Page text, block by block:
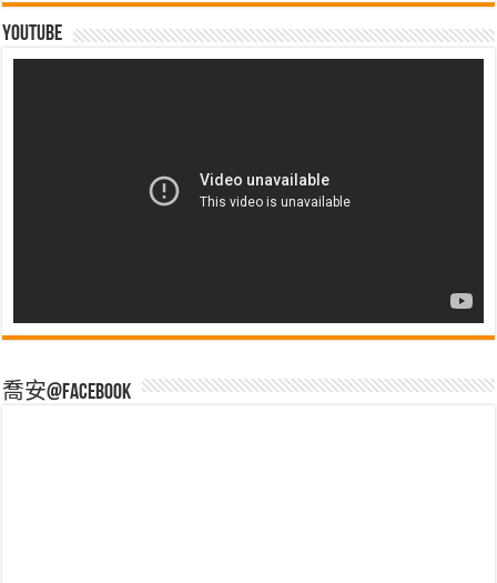
Youtube
喬安@Facebook